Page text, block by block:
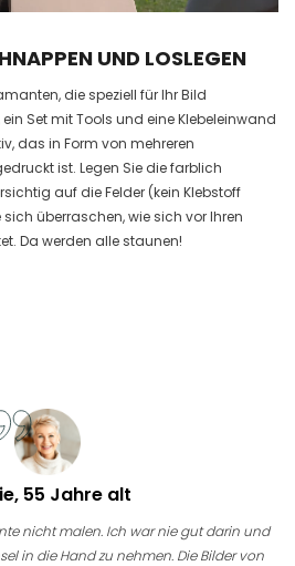
UND LOSLEGEN
die speziell für Ihr Bild
Set mit Tools und eine Klebeleinwand
das in Form von mehreren
ist. Legen Sie die farblich
auf die Felder (kein Klebstoff
überraschen, wie sich vor Ihren
Da werden alle staunen!
55 Jahre alt
nicht malen. Ich war nie gut darin und
in die Hand zu nehmen. Die Bilder von